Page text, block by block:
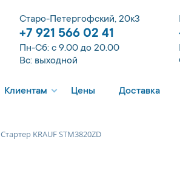
Старо-Петергофский, 20к3
+7 921 566 02 41
Пн-Сб: с 9.00 до 20.00
Вс: выходной
Клиентам Цены Доставка
Стартер KRAUF STM3820ZD